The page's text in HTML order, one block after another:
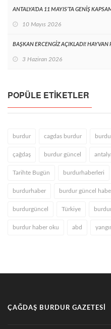
ANTALYA’DA 11 MAYIS’TA GENİŞ
10 Mayıs 2026
BAŞKAN ERCENGİZ AÇIKLADI! HAYVAN
3 Haziran 2026
POPÜLE ETIKETLER
burdur cagdas burdur
çağdaş burdur güncel
Tarihte Bugün burdurhaberleri
burdurhaber burdur güncel
burdurgüncel Türkiye
burdur haber oku abd
ÇAĞDAŞ BURDUR GAZETESI